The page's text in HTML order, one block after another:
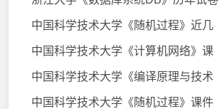
中国科学技术大学《随机过程》近几
中国科学技术大学《计算机网络》课
中国科学技术大学《编译原理与技术
中国科学技术大学《随机过程》课件